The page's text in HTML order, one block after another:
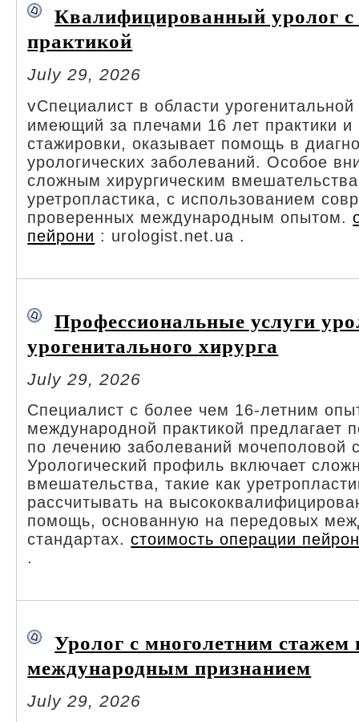
Квалифицированный уролог
практикой
July 29, 2026
vСпециалист в области урогенитальной
имеющий за плечами 16 лет практики
стажировки, оказывает помощь в
урологических заболеваний. Особое
сложным хирургическим
уретропластика, с использованием
проверенных международным опытом.
пейрони : urologist.net.ua .
Профессиональные услуги
урогенитального хирурга
July 29, 2026
Специалист с более чем 16-летним
международной практикой предлагает
по лечению заболеваний мочеполовой
Урологический профиль включает
вмешательства, такие как
рассчитывать на
помощь, основанную на передовых
стандартах.стоимость операции
.
Уролог с многолетним стажем
международным признанием
July 29, 2026